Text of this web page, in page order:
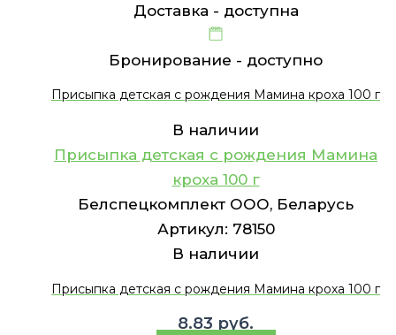
Доставка - доступна
Бронирование - доступно
Присыпка детская с рождения Мамина кроха 100 г
В наличии
Присыпка детская с рождения Мамина
кроха 100 г
Белспецкомплект ООО, Беларусь
Артикул: 78150
В наличии
Присыпка детская с рождения Мамина кроха 100 г
8.83 руб.